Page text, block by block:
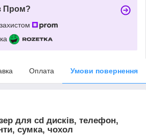
Пром?
Оплата Умови повернення
для cd дисків, телефон,
сумка, чохол